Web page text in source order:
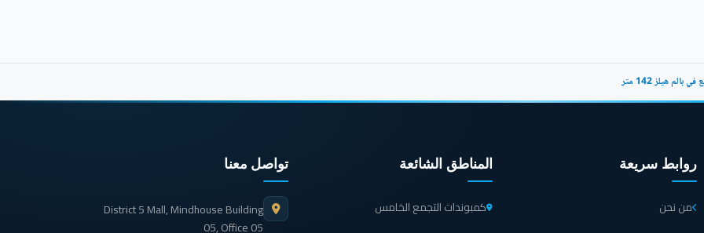
روابط سريعة
من نحن
المناطق الشائعة
كمبوندات التجمع الخامس
تواصل معنا
District 5 Mall, Mindhouse Building
05, Office 05